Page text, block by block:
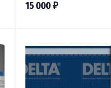
15 000₽